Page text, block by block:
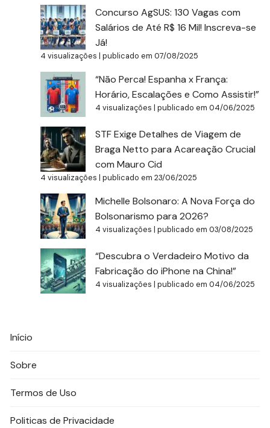
Concurso AgSUS: 130 Vagas com
Salários de Até R$ 16 Mil! Inscreva-se
Já!
4 visualizações |publicado em 07/08/2025
“Não Perca! Espanha x França:
Horário, Escalações e Como Assistir!”
4 visualizações |publicado em 04/06/2025
STF Exige Detalhes de Viagem de
Braga Netto para Acareação Crucial
com Mauro Cid
4 visualizações |publicado em 23/06/2025
Michelle Bolsonaro: A Nova Força do
Bolsonarismo para 2026?
4 visualizações |publicado em 03/08/2025
“Descubra o Verdadeiro Motivo da
Fabricação do iPhone na China!”
4 visualizações |publicado em 04/06/2025
Início
Sobre
Termos de Uso
Politicas de Privacidade